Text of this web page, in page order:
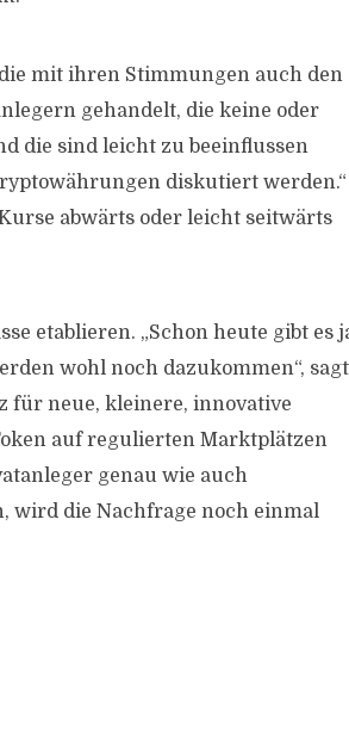
mit ihren Stimmungen auch den
gehandelt, die keine oder
die sind leicht zu beeinflussen
diskutiert werden.“
abwärts oder leicht seitwärts
etablieren. „Schon heute gibt es
wohl noch dazukommen“, sagt
für neue, kleinere, innovative
auf regulierten Marktplätzen
genau wie auch
wird die Nachfrage noch einmal